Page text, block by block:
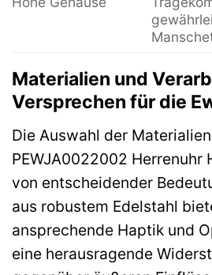
Materialien und
Versprechen für die
Die Auswahl der
PEWJA0022002 Herrenuhr
von entscheidender
aus robustem Edelstahl
ansprechende Haptik und
eine herausragende